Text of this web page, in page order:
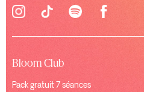
Bloom Club
Pack gratuit 7 séances